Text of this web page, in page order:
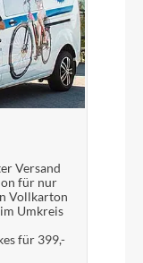
Versand
für nur
Vollkarton
Umkreis
für 399,-